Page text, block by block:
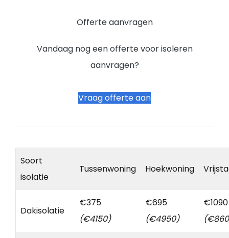
Offerte aanvragen
Vandaag nog een offerte voor isoleren
aanvragen?
Vraag offerte aan
Soort
isolatie
Tussenwoning Hoekwoning
Dakisolatie
€375
(€4150)
€695
(€4950)
€1090